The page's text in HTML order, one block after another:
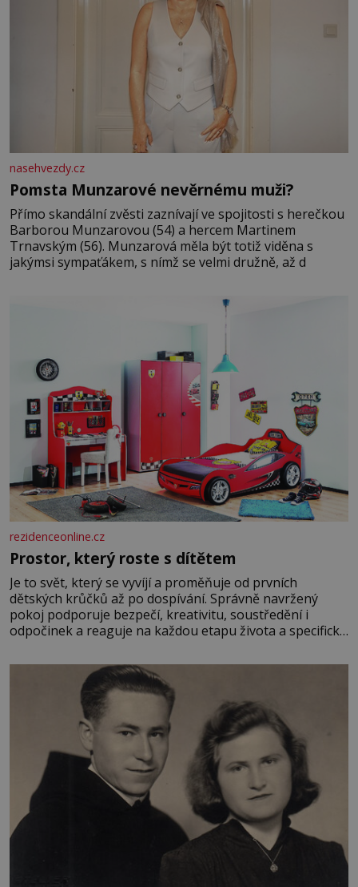
nasehvezdy.cz
Pomsta Munzarové nevěrnému muži?
Přímo skandální zvěsti zaznívají ve spojitosti s herečkou
Barborou Munzarovou (54) a hercem Martinem
Trnavským (56). Munzarová měla být totiž viděna s
jakýmsi sympaťákem, s nímž se velmi družně, až d
rezidenceonline.cz
Prostor, který roste s dítětem
Je to svět, který se vyvíjí a proměňuje od prvních
dětských krůčků až po dospívání. Správně navržený
pokoj podporuje bezpečí, kreativitu, soustředění i
odpočinek a reaguje na každou etapu života a specifické
měkkost a bezpečí, proto by pokoj miminka měl působit
především klidně a útulně. Předškolní věk je